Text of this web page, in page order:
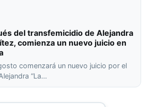
del transfemicidio de Alejandra
comienza un nuevo juicio en
comenzará un nuevo juicio por el
“La…